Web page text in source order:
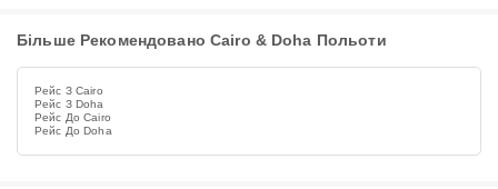
Більше Рекомендовано Cairo & Doha Польоти
Рейс З Cairo
Рейс З Doha
Рейс До Cairo
Рейс До Doha